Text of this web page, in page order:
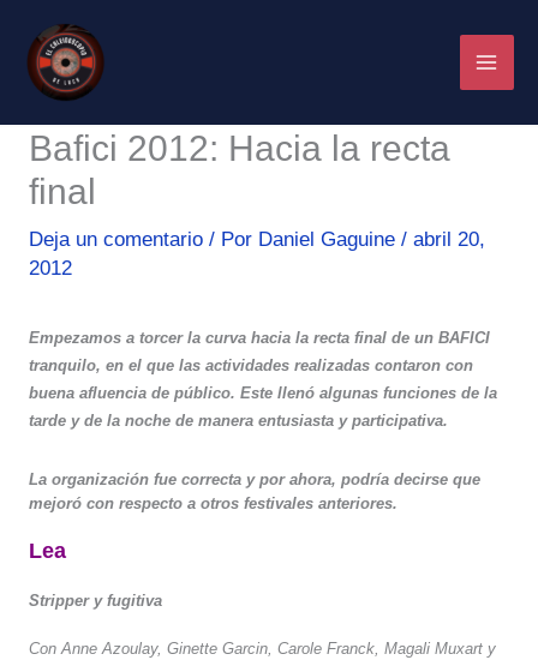
contenido
Bafici 2012: Hacia la recta
final
Deja un comentario / Por Daniel Gaguine / abril 20,
2012
Empezamos a torcer la curva hacia la recta final de un BAFICI
tranquilo, en el que las actividades realizadas contaron con
buena afluencia de público. Este llenó algunas funciones de la
tarde y de la noche de manera entusiasta y participativa.
La organización fue correcta y por ahora, podría decirse que
mejoró con respecto a otros festivales anteriores.
Lea
Stripper y fugitiva
Con Anne Azoulay, Ginette Garcin, Carole Franck, Magali Muxart y